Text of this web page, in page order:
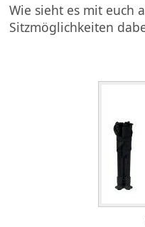
Wie sieht es mit euch
Sitzmöglichkeiten